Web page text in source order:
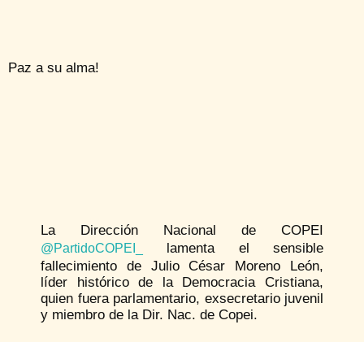
Paz a su alma!
La Dirección Nacional de COPEI
@PartidoCOPEI_
lamenta el sensible
fallecimiento de Julio César Moreno León,
líder histórico de la Democracia Cristiana,
quien fuera parlamentario, exsecretario juvenil
y miembro de la Dir. Nac. de Copei.